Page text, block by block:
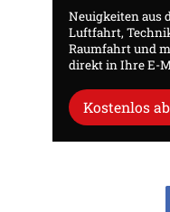
Neuigkeiten aus
Luftfahrt,
Raumfahrt und
direkt in Ihre E-
Kostenlos